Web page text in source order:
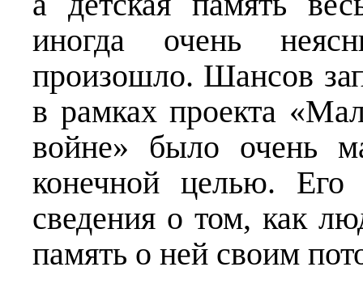
иногда очень
произошло. Шансов
в рамках проекта
войне» было очень
конечной целью. Его
сведения о том, как
память о ней своим